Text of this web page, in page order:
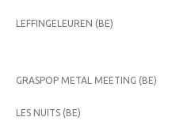
LEFFINGELEUREN (BE)
GRASPOP METAL MEETING (BE)
LES NUITS (BE)